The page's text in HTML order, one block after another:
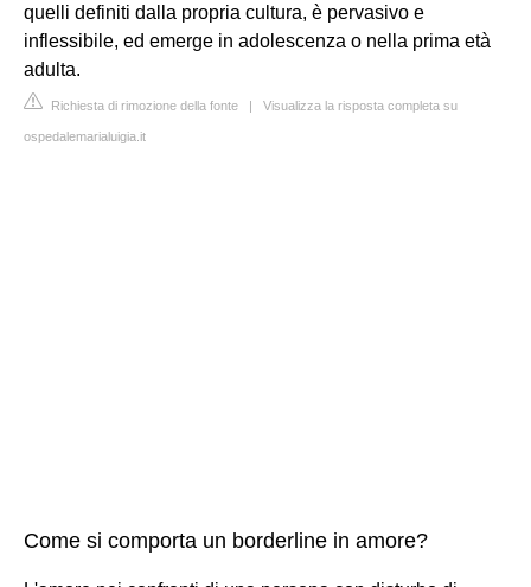
quelli definiti dalla propria cultura, è pervasivo e
inflessibile, ed emerge in adolescenza o nella prima età
adulta.
Richiesta di rimozione della fonte | Visualizza la risposta completa su
ospedalemarialuigia.it
Come si comporta un borderline in amore?